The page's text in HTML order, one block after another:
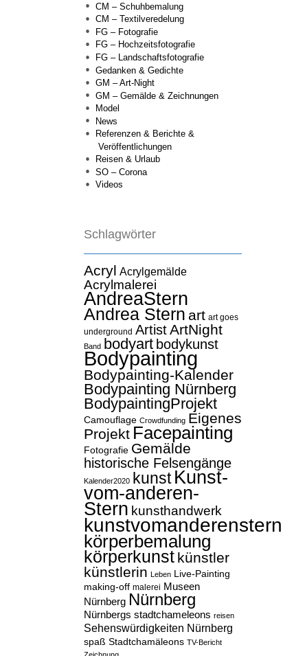
CM – Schuhbemalung
CM – Textilveredelung
FG – Fotografie
FG – Hochzeitsfotografie
FG – Landschaftsfotografie
Gedanken & Gedichte
GM – Art-Night
GM – Gemälde & Zeichnungen
Model
News
Referenzen & Berichte &
Veröffentlichungen
Reisen & Urlaub
SO – Corona
Videos
Schlagwörter
Acryl Acrylgemälde
Acrylmalerei
AndreaStern
Andrea Stern art art goes
underground ArtistArtNight
Band bodyart bodykunst
Bodypainting
Bodypainting-Kalender
Bodypainting Nürnberg
BodypaintingProjekt
Camouflage Crowdfunding Eigenes
Projekt Facepainting
Fotografie Gemälde
historische Felsengänge
Kalender2020 kunst Kunst-
vom-anderen-
Stern kunsthandwerk
kunstvomanderenstern
körperbemalung
körperkunst künstler
künstlerin Leben Live-Painting
making-off malerei Museen
Nürnberg Nürnberg
Nürnbergs stadtchameleons reisen
Sehenswürdigkeiten Nürnberg
spaß Stadtchamäleons TV-Bericht